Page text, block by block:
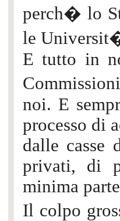
perch� lo
le
E tutto in
noi. E
processo di
dalle casse
privati, di
minima
Il colpo